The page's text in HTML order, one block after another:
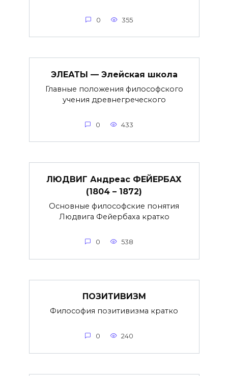
0 355
ЭЛЕАТЫ — Элейская школа
Главные положения философского
учения древнегреческого
0 433
ЛЮДВИГ Андреас ФЕЙЕРБАХ
(1804 – 1872)
Основные философские понятия
Людвига Фейербаха кратко
0 538
ПОЗИТИВИЗМ
Философия позитивизма кратко
0 240